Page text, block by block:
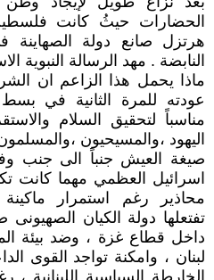
الحضارات حيثُ كانت
هرتزل صانع دولة
النابضة . مهد الرسالة النبوية
ماذا يحمل هذا الزاعم ان
عودته للمرة الثانية في
مناسباً لتحقيق السلام
اليهود ،والمسيحيون
صيغة العيش جنباً الى جنب
اسرائيل العظمي مهما كانت
محاذير رغم استمرار
تفتعلها دولة الكيان
داخل قطاع غزة ، وضد بيئة
لبنان ، وامكنة تواجد القوى